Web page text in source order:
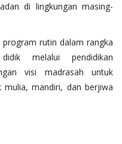
di lingkungan masing-
rutin dalam rangka
melalui pendidikan
visi madrasah untuk
mulia, mandiri, dan berjiwa